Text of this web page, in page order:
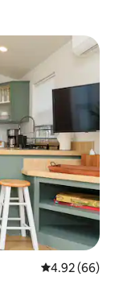
평점 4.92점(5
4.92 (66)